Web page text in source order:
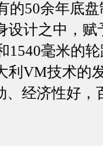
的50余年底
设计之中，赋
1540毫米的
利VM技术的
、经济性好，